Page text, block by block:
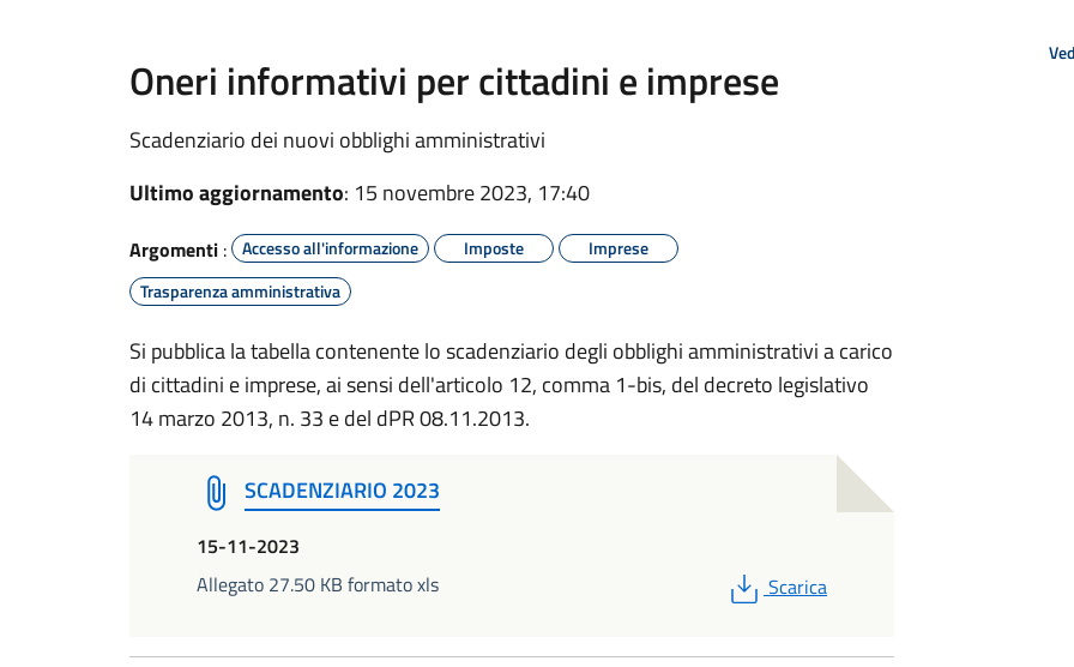
Oneri informativi per cittadini e imprese
Scadenziario dei nuovi obblighi amministrativi
Ultimo aggiornamento: 15 novembre 2023, 17:40
Argomenti : Accesso all'informazione Imposte
Imprese
Trasparenza amministrativa
Si pubblica la tabella contenente lo scadenziario degli obblighi amministrativi a carico
di cittadini e imprese, ai sensi dell'articolo 12, comma 1-bis, del decreto legislativo
14 marzo 2013, n. 33 e del dPR 08.11.2013.
SCADENZIARIO 2023
15-11-2023
Allegato 27.50 KB formato xls
PDF
Scarica